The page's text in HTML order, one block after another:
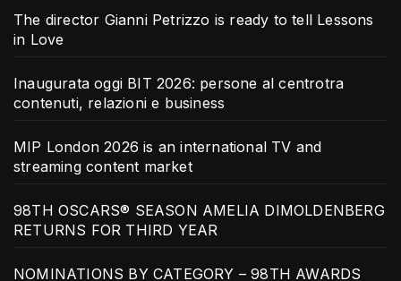
The director Gianni Petrizzo is ready to tell Lessons
in Love
Inaugurata oggi BIT 2026: persone al centrotra
contenuti, relazioni e business
MIP London 2026 is an international TV and
streaming content market
98TH OSCARS® SEASON AMELIA DIMOLDENBERG
RETURNS FOR THIRD YEAR
NOMINATIONS BY CATEGORY – 98TH AWARDS